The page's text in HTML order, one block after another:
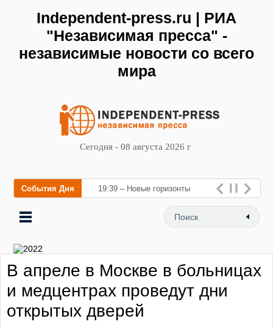
Independent-press.ru | РИА
"Независимая пресса" -
независимые новости со всего
мира
Сегодня - 08 августа 2026 г
События Дня 19:39 – Новые горизонты
флебологии: в Москве
открылся «Городской центр
В апреле в Москве в больницах
и медцентрах проведут дни
открытых дверей